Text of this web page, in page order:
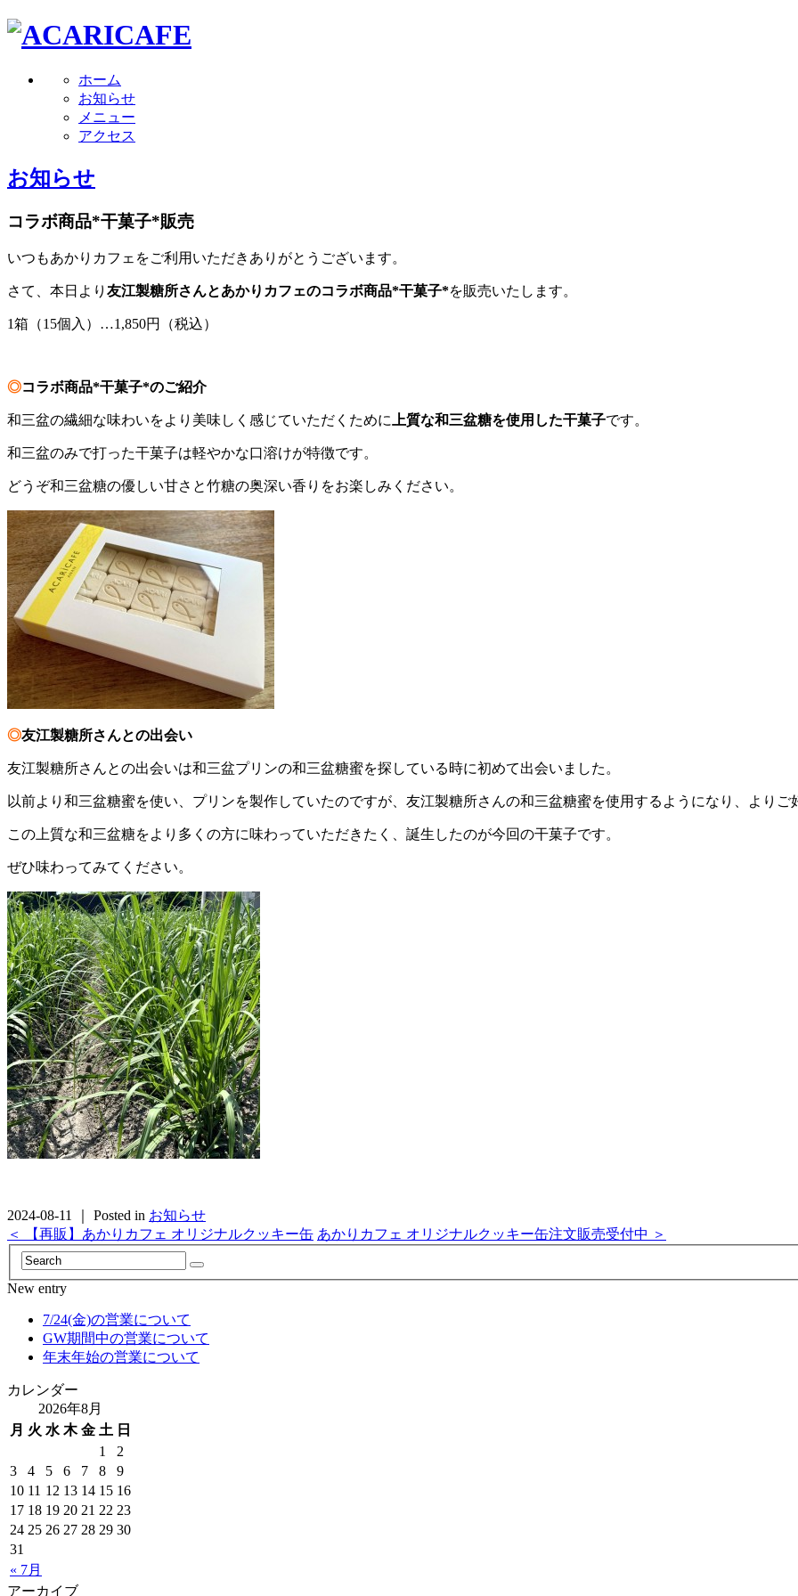
ホーム
お知らせ
メニュー
アクセス
お知らせ
コラボ商品*干菓子*販売
いつもあかりカフェをご利用いただきありがとうございます。
さて、本日より 友江製糖所さんとあかりカフェのコラボ商品*干菓子*を販売いたします。
1箱（15個入）…1,850円（税込）
◎コラボ商品*干菓子*のご紹介
和三盆の繊細な味わいをより美味しく感じていただくために上質な和三盆糖を使用した干菓子です。
和三盆のみで打った干菓子は軽やかな口溶けが特徴です。
どうぞ和三盆糖の優しい甘さと竹糖の奥深い香りをお楽しみください。
◎友江製糖所さんとの出会い
友江製糖所さんとの出会いは和三盆プリンの和三盆糖蜜を探している時に初めて出会いました。
以前より和三盆糖蜜を使い、プリンを製作していたのですが、友江製糖所さんの和三盆糖蜜を使用するようになり、よりご
この上質な和三盆糖をより多くの方に味わっていただきたく、誕生したのが今回の干菓子です。
ぜひ味わってみてください。
2024-08-11 ｜ Posted in お知らせ
＜ 【再販】あかりカフェ オリジナルクッキー缶 あかりカフェ オリジナルクッキー缶注文販売受付中 ＞
New entry
7/24(金)の営業について
GW期間中の営業について
年末年始の営業について
カレンダー
2026年8月
月 火 水 木 金 土 日
« 7月
1
2
3
4 5 6 7 8
9
10 11 12 13 14 15 16
17 18 19 20 21 22 23
24 25 26 27 28 29 30
31
アーカイブ